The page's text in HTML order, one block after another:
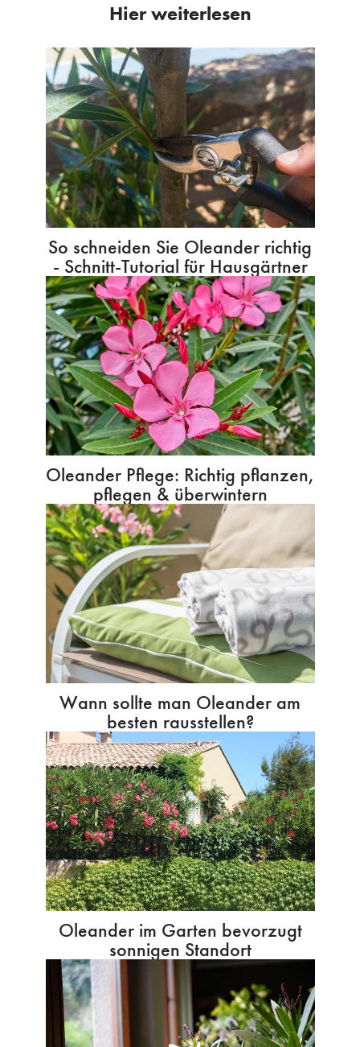
Hier weiterlesen
So schneiden Sie Oleander richtig
- Schnitt-Tutorial für Hausgärtner
Oleander Pflege: Richtig pflanzen,
pflegen & überwintern
Wann sollte man Oleander am
besten rausstellen?
Oleander im Garten bevorzugt
sonnigen Standort